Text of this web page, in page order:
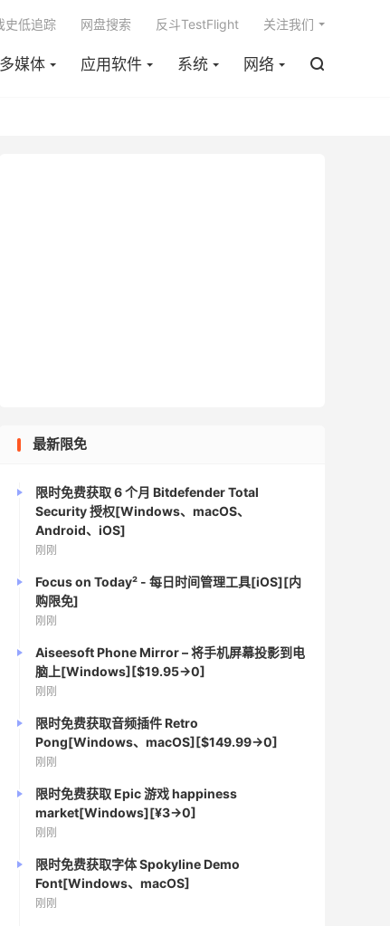
多媒体 应用软件 系统 网络 
史低追踪 网盘搜索 反斗TestFlight 关注我们
最新限免
限时免费获取 6 个月 Bitdefender Total
Security 授权[Windows、macOS、
Android、iOS]
刚刚
Focus on Today² - 每日时间管理工具[iOS][内
购限免]
刚刚
Aiseesoft Phone Mirror – 将手机屏幕投影到电
脑上[Windows][$19.95→0]
刚刚
限时免费获取音频插件 Retro
Pong[Windows、macOS][$149.99→0]
刚刚
限时免费获取 Epic 游戏 happiness
market[Windows][¥3→0]
刚刚
限时免费获取字体 Spokyline Demo
Font[Windows、macOS]
刚刚